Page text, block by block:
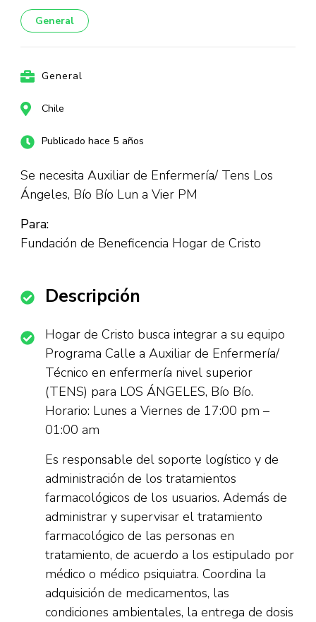
General
General
Chile
Publicado hace 5 años
Se necesita Auxiliar de Enfermería/ Tens Los
Ángeles, Bío Bío Lun a Vier PM
Para:
Fundación de Beneficencia Hogar de Cristo
Descripción
Hogar de Cristo busca integrar a su equipo
Programa Calle a Auxiliar de Enfermería/
Técnico en enfermería nivel superior
(TENS) para LOS ÁNGELES, Bío Bío.
Horario: Lunes a Viernes de 17:00 pm –
01:00 am
Es responsable del soporte logístico y de
administración de los tratamientos
farmacológicos de los usuarios. Además de
administrar y supervisar el tratamiento
farmacológico de las personas en
tratamiento, de acuerdo a los estipulado por
médico o médico psiquiatra. Coordina la
adquisición de medicamentos, las
condiciones ambientales, la entrega de dosis